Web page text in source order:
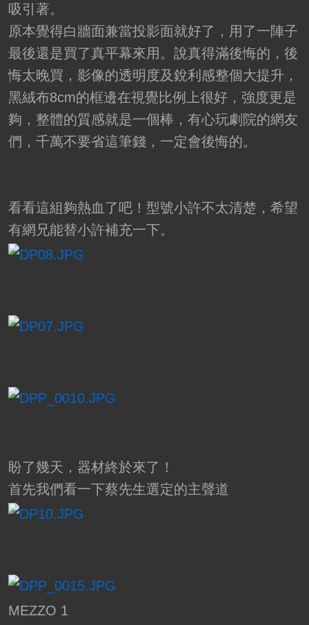
吸引著。
原本覺得白牆面兼當投影面就好了，用了一陣子
最後還是買了真平幕來用。說真得滿後悔的，後
悔太晚買，影像的透明度及銳利感整個大提升，
黑絨布8cm的框邊在視覺比例上很好，強度更是
夠，整體的質感就是一個棒，有心玩劇院的網友
們，千萬不要省這筆錢，一定會後悔的。
看看這組夠熱血了吧！型號小許不太清楚，希望
有網兄能替小許補充一下。
盼了幾天，器材終於來了！
首先我們看一下蔡先生選定的主聲道
MEZZO 1